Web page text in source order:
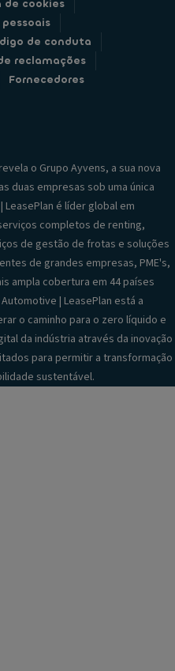
de cookies
de conduta
reclamações
Fornecedores
o Grupo Ayvens, a sua nova
duas empresas sob uma única
LeasePlan é líder global em
completos de renting,
de gestão de frotas e soluções
de grandes empresas, PME's,
ampla cobertura em 44 países
| LeasePlan está a
o caminho para o zero líquido e
da indústria através da inovação
para permitir a transformação
sustentável.